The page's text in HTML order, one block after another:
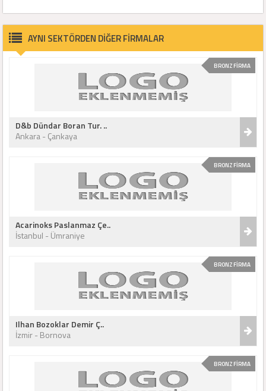
AYNI SEKTÖRDEN DİĞER FİRMALAR
BRONZ FİRMA
D&b Dündar Boran Tur. ..
Ankara - Çankaya
BRONZ FİRMA
Acarinoks Paslanmaz Çe..
İstanbul - Ümraniye
BRONZ FİRMA
Ilhan Bozoklar Demir Ç..
İzmir - Bornova
BRONZ FİRMA